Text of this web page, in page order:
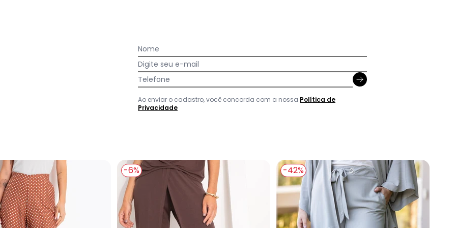
Quintess - Blusa Marrom em Malha de Viscose
-6% -42%
Nome
Digite seu e-mail
Telefone
Ao enviar o cadastro, você concorda com a nossa Política de
Privacidade